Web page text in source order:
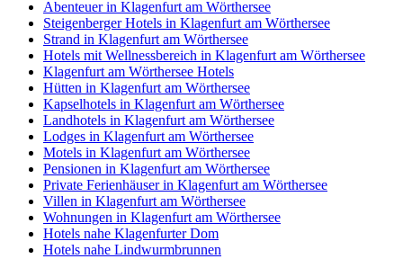
Abenteuer in Klagenfurt am Wörthersee
Steigenberger Hotels in Klagenfurt am Wörthersee
Strand in Klagenfurt am Wörthersee
Hotels mit Wellnessbereich in Klagenfurt am Wörthersee
Klagenfurt am Wörthersee Hotels
Hütten in Klagenfurt am Wörthersee
Kapselhotels in Klagenfurt am Wörthersee
Landhotels in Klagenfurt am Wörthersee
Lodges in Klagenfurt am Wörthersee
Motels in Klagenfurt am Wörthersee
Pensionen in Klagenfurt am Wörthersee
Private Ferienhäuser in Klagenfurt am Wörthersee
Villen in Klagenfurt am Wörthersee
Wohnungen in Klagenfurt am Wörthersee
Hotels nahe Klagenfurter Dom
Hotels nahe Lindwurmbrunnen